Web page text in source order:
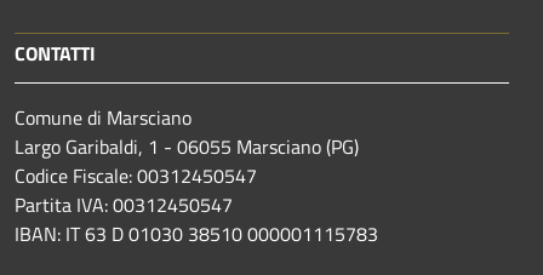
CONTATTI
Comune di Marsciano
Largo Garibaldi, 1 - 06055 Marsciano (PG)
Codice Fiscale: 00312450547
Partita IVA: 00312450547
IBAN: IT 63 D 01030 38510 000001115783